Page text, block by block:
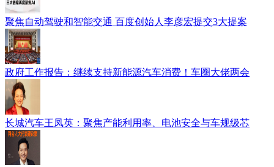
聚焦自动驾驶和智能交通 百度创始人李彦宏提交3大提案
政府工作报告：继续支持新能源汽车消费！车圈大佬两会
长城汽车王凤英：聚焦产能利用率、电池安全与车规级芯